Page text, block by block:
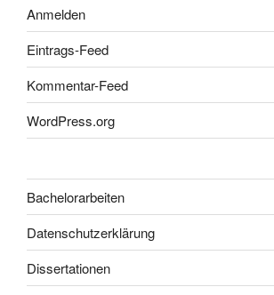
Anmelden
Eintrags-Feed
Kommentar-Feed
WordPress.org
Bachelorarbeiten
Datenschutzerklärung
Dissertationen